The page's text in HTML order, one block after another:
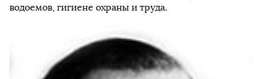
водоемов, гигиене охраны и труда.